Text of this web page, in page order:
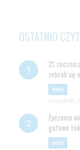
OSTATNIO
21.
zebrali się
INNE
czwartek,
Życzenia
gotowe
INNE